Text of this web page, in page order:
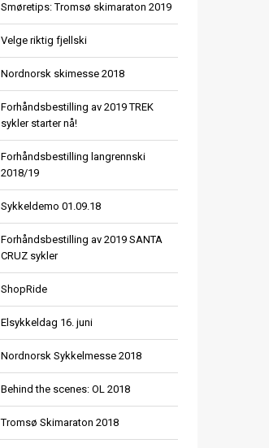
Smøretips: Tromsø skimaraton 2019
Velge riktig fjellski
Nordnorsk skimesse 2018
Forhåndsbestilling av 2019 TREK
sykler starter nå!
Forhåndsbestilling langrennski
2018/19
Sykkeldemo 01.09.18
Forhåndsbestilling av 2019 SANTA
CRUZ sykler
ShopRide
Elsykkeldag 16. juni
Nordnorsk Sykkelmesse 2018
Behind the scenes: OL 2018
Tromsø Skimaraton 2018